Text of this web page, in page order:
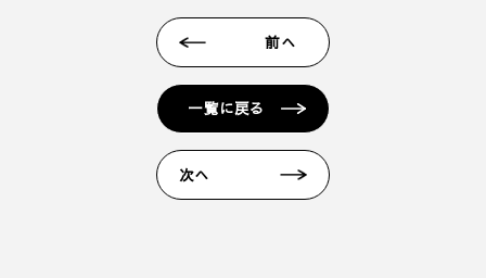
います。 ＊各キャリア、ご利用機種ごとの詳しい設
定方法等は各キャリアへお問い合わせください。
■ 来場予約からプレゼントまでの流れ
1. 当フォームからご予約いただきます。
2. 当日ご来場いただきます。
3. 弊社のアンケートにご記入いただきます。その際
前へ
一覧に戻る
次へ